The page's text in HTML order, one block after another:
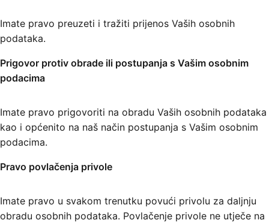
Imate pravo preuzeti i tražiti prijenos Vaših osobnih
podataka.
Prigovor protiv obrade ili postupanja s Vašim osobnim
podacima
Imate pravo prigovoriti na obradu Vaših osobnih podataka
kao i općenito na naš način postupanja s Vašim osobnim
podacima.
Pravo povlačenja privole
Imate pravo u svakom trenutku povući privolu za daljnju
obradu osobnih podataka. Povlačenje privole ne utječe na